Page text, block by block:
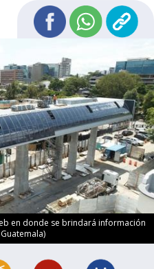
en donde se brindará información